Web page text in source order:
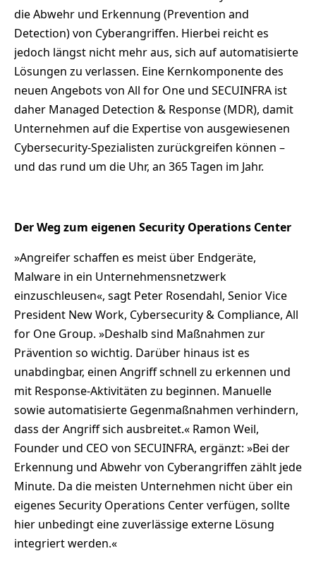
die Abwehr und Erkennung (Prevention and
Detection) von Cyberangriffen. Hierbei reicht es
jedoch längst nicht mehr aus, sich auf automatisierte
Lösungen zu verlassen. Eine Kernkomponente des
neuen Angebots von All for One und SECUINFRA ist
daher Managed Detection & Response (MDR), damit
Unternehmen auf die Expertise von ausgewiesenen
Cybersecurity-Spezialisten zurückgreifen können –
und das rund um die Uhr, an 365 Tagen im Jahr.
Der Weg zum eigenen Security Operations Center
»Angreifer schaffen es meist über Endgeräte,
Malware in ein Unternehmensnetzwerk
einzuschleusen«, sagt Peter Rosendahl, Senior Vice
President New Work, Cybersecurity & Compliance, All
for One Group. »Deshalb sind Maßnahmen zur
Prävention so wichtig. Darüber hinaus ist es
unabdingbar, einen Angriff schnell zu erkennen und
mit Response-Aktivitäten zu beginnen. Manuelle
sowie automatisierte Gegenmaßnahmen verhindern,
dass der Angriff sich ausbreitet.« Ramon Weil,
Founder und CEO von SECUINFRA, ergänzt: »Bei der
Erkennung und Abwehr von Cyberangriffen zählt jede
Minute. Da die meisten Unternehmen nicht über ein
eigenes Security Operations Center verfügen, sollte
hier unbedingt eine zuverlässige externe Lösung
integriert werden.«